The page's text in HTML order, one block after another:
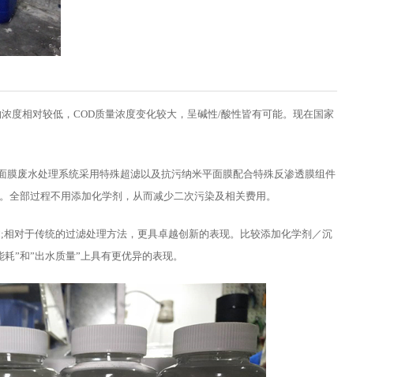
度相对较低，COD质量浓度变化较大，呈碱性/酸性皆有可能。现在国家
废水处理系统采用特殊超滤以及抗污纳米平面膜配合特殊反渗透膜组件
部过程不用添加化学剂，从而减少二次污染及相关费用。
对于传统的过滤处理方法，更具卓越创新的表现。比较添加化学剂／沉
”和”出水质量”上具有更优异的表现。